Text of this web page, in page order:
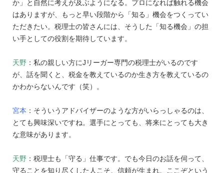
か」と自然に考えが及ぶようになる。プロになれば触れる機会
はありますが、もっと早い段階から「知る」機会をつくってい
ただきたい。税理士の皆さんには、そうした「知る機会」の担
い手としての役割を期待しています。
天野 ：私の親しい方にJリーガー専門の税理士がいるのです
が、話を聞くと、税金を教えているのか生き方を教えているの
かわからないんです（笑）。
宮本 ：そういうアドバイザーのような方がいらっしゃるのは、
とても興味深いですね。選手にとっても、将来にとっても大き
な意味があります。
天野 ：税理士も「守る」仕事です。でも今日のお話を伺って、
守ることを知り尽くした人こそ、信頼が生まれ、ここぞという